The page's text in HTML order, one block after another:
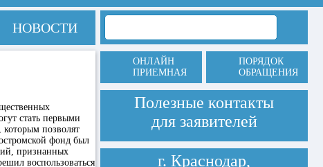
НОВОСТИ
стать первыми
позволят
фонд был
признанных
воспользоваться
ОНЛАЙН
ПРИЕМНАЯ
ПОРЯДОК
ОБРАЩЕНИЯ
Полезные контакты
для заявителей
г. Краснодар,